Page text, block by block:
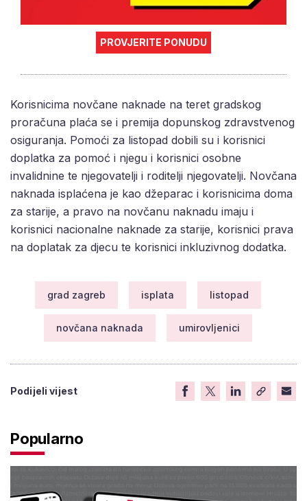
PROVJERITE PONUDU
Korisnicima novčane naknade na teret gradskog
proračuna plaća se i premija dopunskog zdravstvenog
osiguranja. Pomoći za listopad dobili su i korisnici
doplatka za pomoć i njegu i korisnici osobne
invalidnine te njegovatelji i roditelji njegovatelji. Novčana
naknada isplaćena je kao džeparac i korisnicima doma
za starije, a pravo na novčanu naknadu imaju i
korisnici nacionalne naknade za starije, korisnici prava
na doplatak za djecu te korisnici inkluzivnog dodatka.
grad zagreb isplata listopad
novčana naknada umirovljenici
Podijeli vijest
Popularno